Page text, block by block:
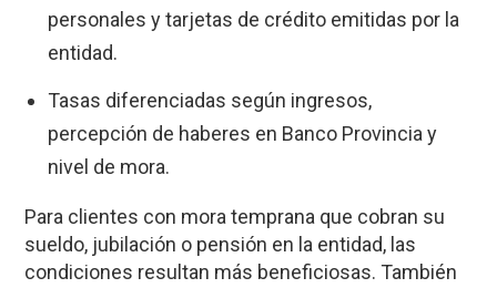
personales y tarjetas de crédito emitidas por la
entidad.
Tasas diferenciadas según ingresos,
percepción de haberes en Banco Provincia y
nivel de mora.
Para clientes con mora temprana que cobran su
sueldo, jubilación o pensión en la entidad, las
condiciones resultan más beneficiosas. También